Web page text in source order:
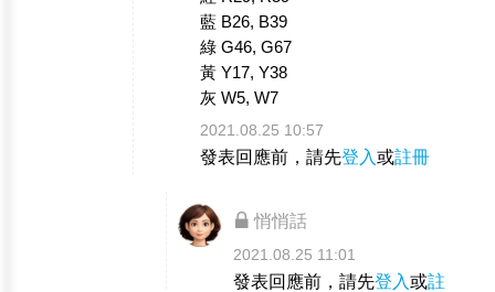
藍 B26, B39
綠 G46, G67
黃 Y17, Y38
灰 W5, W7
2021.08.25 10:57
發表回應前，請先登入或註冊
悄悄話
2021.08.25 11:01
發表回應前，請先登入或註